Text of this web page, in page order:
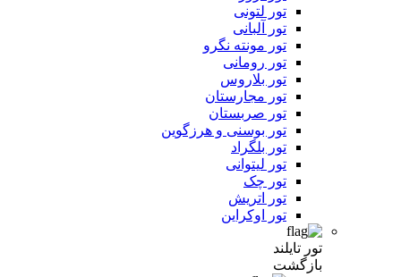
تور لتونی
تور آلبانی
تور مونته نگرو
تور رومانی
تور بلاروس
تور مجارستان
تور صربستان
تور بوسنی و هرزگوین
تور بلگراد
تور لیتوانی
تور چک
تور اتریش
تور اوکراین
تور تایلند
بازگشت